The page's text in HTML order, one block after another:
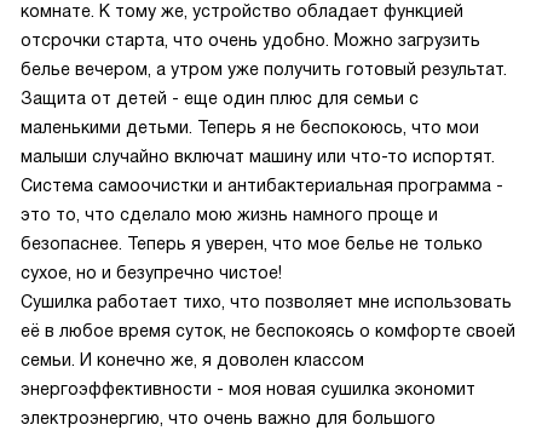
комнате. К тому же, устройство обладает функцией
отсрочки старта, что очень удобно. Можно загрузить
белье вечером, а утром уже получить готовый результат.
Защита от детей - еще один плюс для семьи с
маленькими детьми. Теперь я не беспокоюсь, что мои
малыши случайно включат машину или что-то испортят.
Система самоочистки и антибактериальная программа -
это то, что сделало мою жизнь намного проще и
безопаснее. Теперь я уверен, что мое белье не только
сухое, но и безупречно чистое!
Сушилка работает тихо, что позволяет мне использовать
её в любое время суток, не беспокоясь о комфорте своей
семьи. И конечно же, я доволен классом
энергоэффективности - моя новая сушилка экономит
электроэнергию, что очень важно для большого